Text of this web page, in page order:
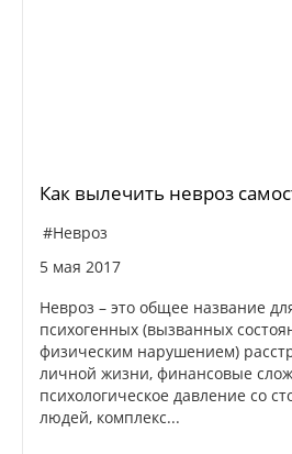
Как вылечить невроз
#Невроз
5 мая 2017
Невроз – это общее название
психогенных (вызванных
физическим нарушением)
личной жизни, финансовые
психологическое давление со
людей, комплекс...